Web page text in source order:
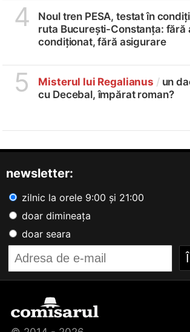
4
Noul tren PESA, testat în
ruta București-Constanța: fără
condiționat, fără asigurare
5 Misterul lui Regalianus /un
cu Decebal, împărat roman?
newsletter:
zilnic la orele 9:00 și 21:00
doar dimineața
doar seara